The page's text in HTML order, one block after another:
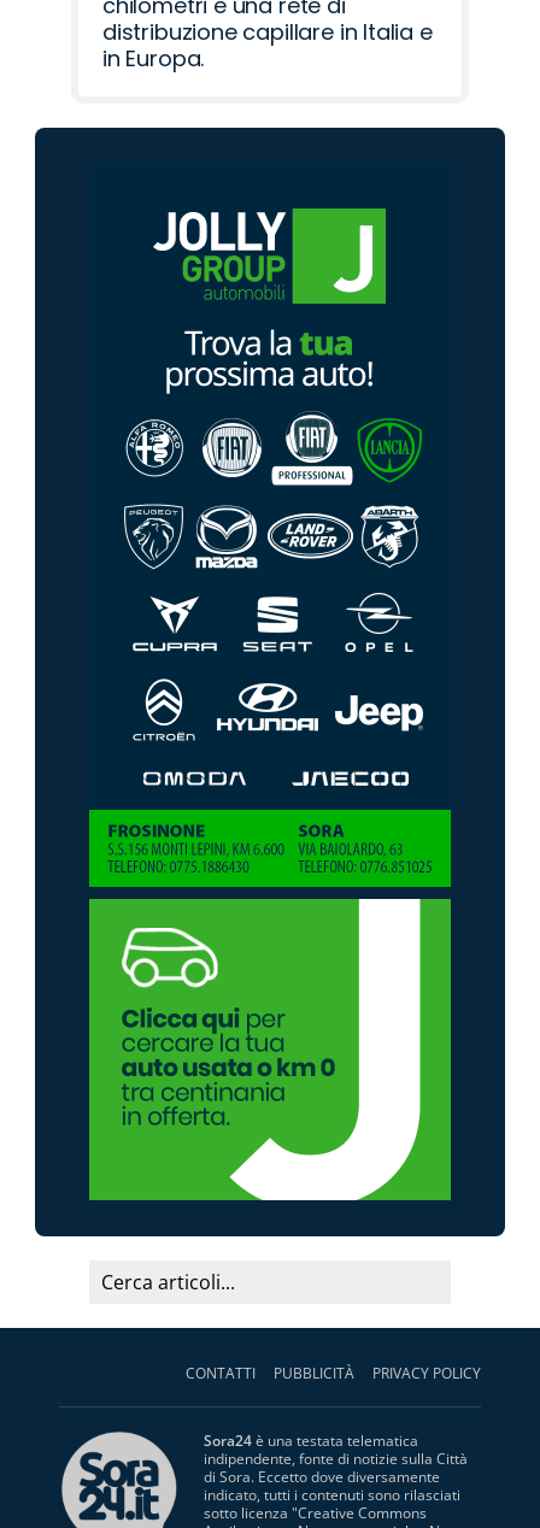
distribuzione capillare in Italia e
in Europa.
CONTATTI PUBBLICITÀ PRIVACY POLICY
Sora24è una testata telematica
indipendente, fonte di notizie sulla Città
di Sora. Eccetto dove diversamente
indicato, tutti i contenuti sono rilasciati
sotto licenza "Creative Commons